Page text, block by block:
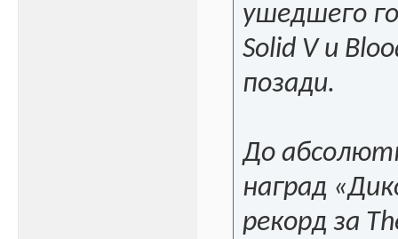
ушедшего
Solid V и
позади.
До
наград
рекорд за